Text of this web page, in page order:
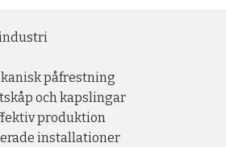
påfrestning
och kapslingar
produktion
installationer